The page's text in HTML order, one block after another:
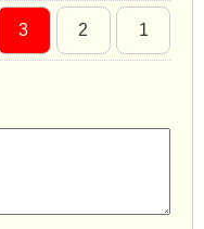
3 2 1